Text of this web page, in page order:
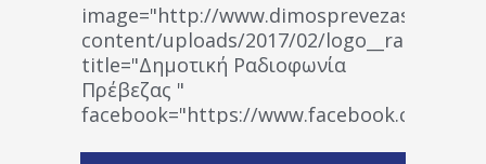
image="http://www.dimosprevezas.gr/wp-
content/uploads/2017/02/
title="Δημοτική Ραδιοφωνία
Πρέβεζας "
facebook="https://www.facebook.com/